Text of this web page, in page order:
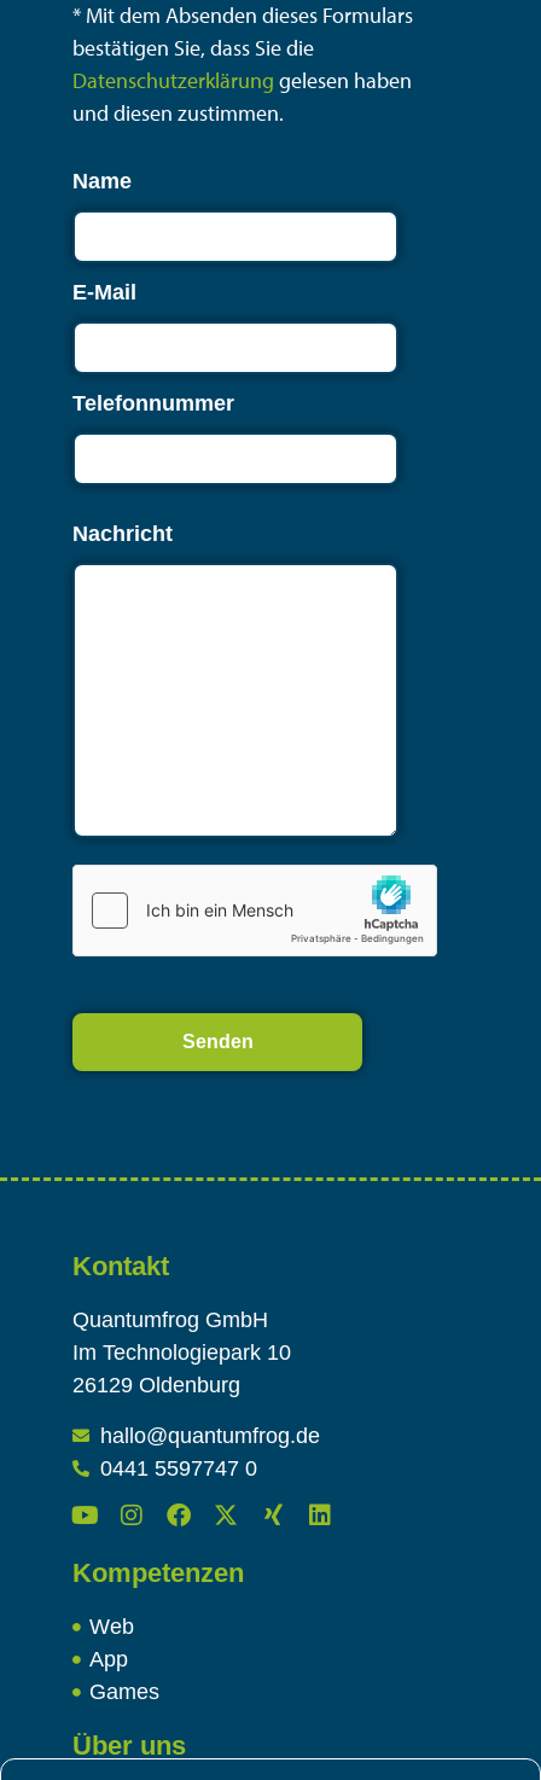
* Mit dem Absenden dieses Formulars
bestätigen Sie, dass Sie die
Datenschutzerklärung gelesen haben
und diesen zustimmen.
Name
E-Mail
Telefonnummer
Nachricht
Kontakt
Quantumfrog GmbH
Im Technologiepark 10
26129 Oldenburg
hallo@quantumfrog.de
0441 5597747 0
Kompetenzen
Web
App
Games
Über uns